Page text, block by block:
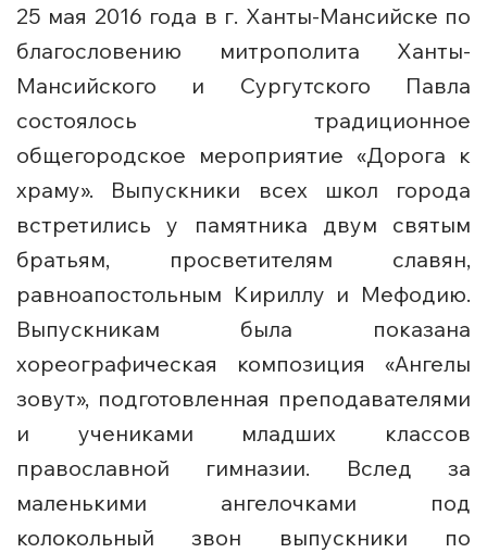
25 мая 2016 года в г. Ханты-Мансийске по
благословению митрополита Ханты-
Мансийского и Сургутского Павла
состоялось традиционное
общегородское мероприятие «Дорога к
храму». Выпускники всех школ города
встретились у памятника двум святым
братьям, просветителям славян,
равноапостольным Кириллу и Мефодию.
Выпускникам была показана
хореографическая композиция «Ангелы
зовут», подготовленная преподавателями
и учениками младших классов
православной гимназии. Вслед за
маленькими ангелочками под
колокольный звон выпускники по